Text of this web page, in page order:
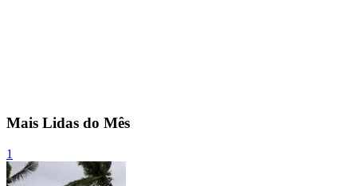
Mais Lidas do Mês
1